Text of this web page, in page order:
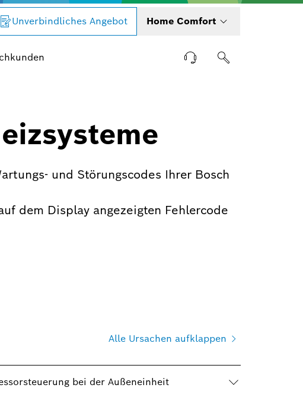
Unverbindliches Angebot Home Comfort
und Störungscodes Ihrer Bosch
dem Display angezeigten Fehlercode
Alle Ursachen aufklappen
bei der Außeneinheit